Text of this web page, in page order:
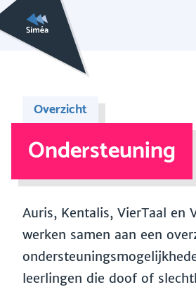
Overzicht
Ondersteuning
Auris, Kentalis, VierTaal en
werken samen aan een
leerlingen die doof of